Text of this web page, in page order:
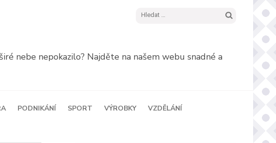
Vyhledávání
nebe nepokazilo? Najděte na našem webu snadné a
PODNIKÁNÍ SPORT VÝROBKY VZDĚLÁNÍ